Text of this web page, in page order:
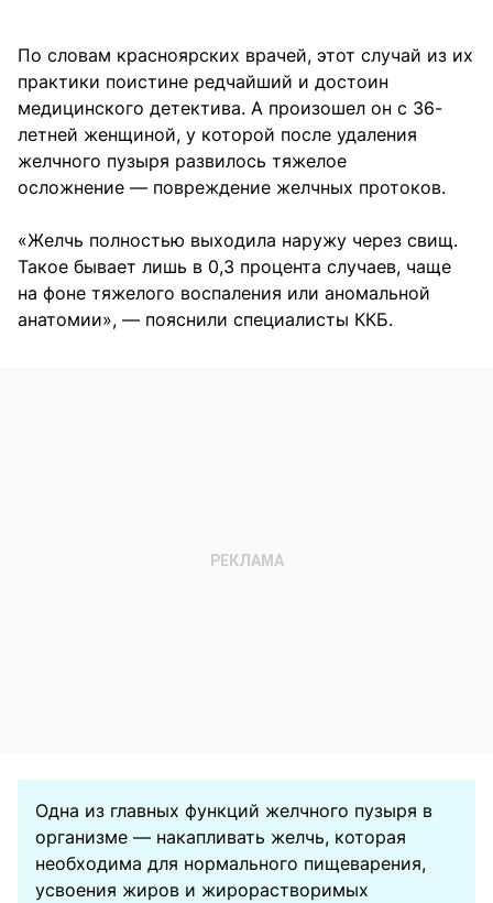
По словам красноярских врачей, этот случай из их
практики поистине редчайший и достоин
медицинского детектива. А произошел он с 36-
летней женщиной, у которой после удаления
желчного пузыря развилось тяжелое
осложнение — повреждение желчных протоков.
«Желчь полностью выходила наружу через свищ.
Такое бывает лишь в 0,3 процента случаев, чаще
на фоне тяжелого воспаления или аномальной
анатомии», — пояснили специалисты ККБ.
Одна из главных функций желчного пузыря в
организме — накапливать желчь, которая
необходима для нормального пищеварения,
усвоения жиров и жирорастворимых